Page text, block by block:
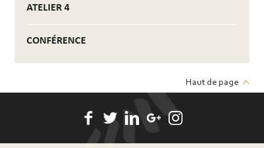
ATELIER 4
CONFÉRENCE
Haut de page